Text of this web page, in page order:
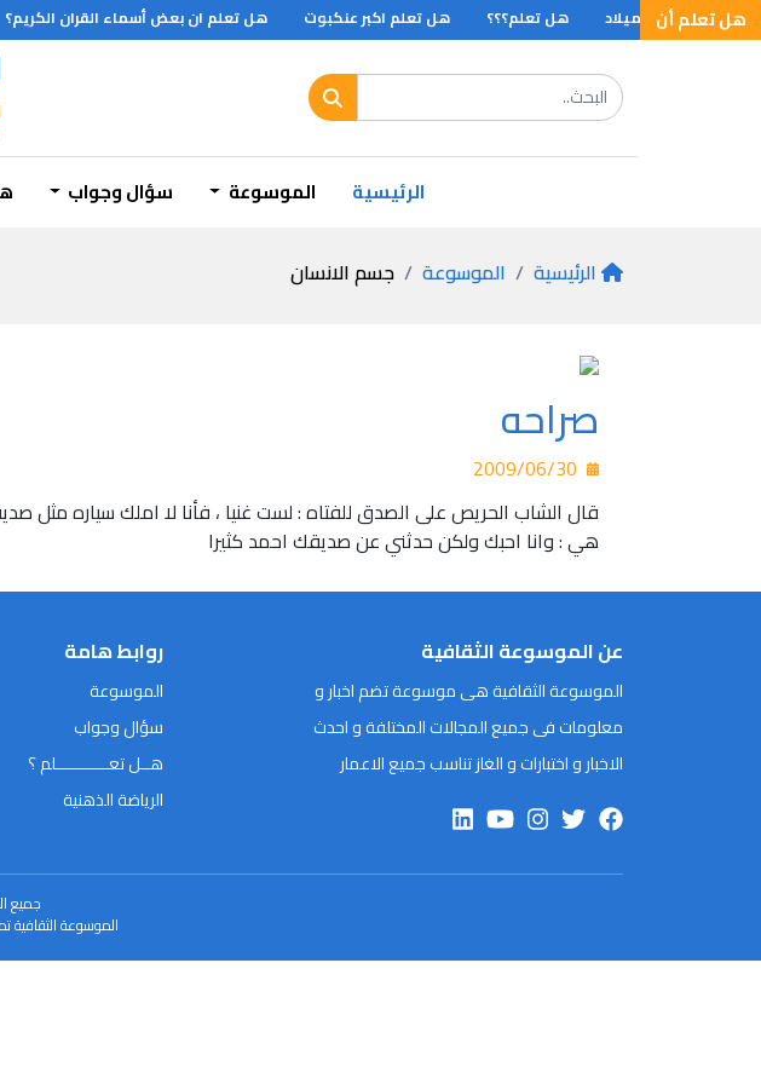
هل تعلم أن
عام قبل الميلاد هل تعلم؟؟؟ هل تعلم اكبر عنكبوت هل تعلم ان بعض أسماء القران الكريم؟
الرئيسية الموسوعة سؤال وجواب
الرئيسية الموسوعة جسم الانسان
صراحه
قال الشاب الحريص على الصدق للفتاه : لست غنيا ، فأنا لا املك سياره
هي : وانا احبك ولكن حدثني عن صديقك احمد كثيرا
عن الموسوعة الثقافية
الموسوعة الثقافية هى موسوعة تضم اخبار و
معلومات فى جميع المجالات المختلفة و احدث
الاخبار و اختبارات و الغاز تناسب جميع الاعمار
روابط هامة
الموسوعة
سؤال وجواب
هــل تعـــــــــــلم ؟
الرياضة الذهنية
جميع
الموسوعة الثقافية